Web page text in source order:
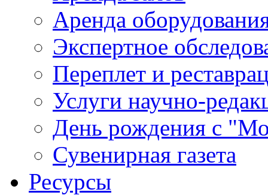
Аренда
Экспертное
Переплет и
Услуги научно-
День рождения с
Сувенирная газета
Ресурсы